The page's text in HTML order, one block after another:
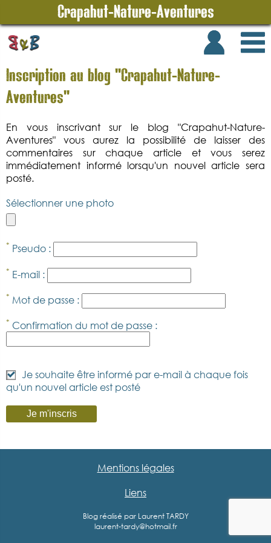
Crapahut-Nature-Aventures
Inscription au blog "Crapahut-Nature-
Aventures"
En vous inscrivant sur le blog "Crapahut-Nature-
Aventures" vous aurez la possibilité de laisser des
commentaires sur chaque article et vous serez
immédiatement informé lorsqu'un nouvel article sera
posté.
Sélectionner une photo
* Pseudo :
* E-mail :
* Mot de passe :
* Confirmation du mot de passe :
Je souhaite être informé par e-mail à chaque fois
qu'un nouvel article est posté
Mentions légales
Liens
Blog réalisé par Laurent TARDY
laurent-tardy@hotmail.fr